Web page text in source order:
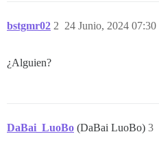
bstgmr02 24 Junio, 2024 07:30
2
¿Alguien?
DaBai_LuoBo (DaBai LuoBo) 3